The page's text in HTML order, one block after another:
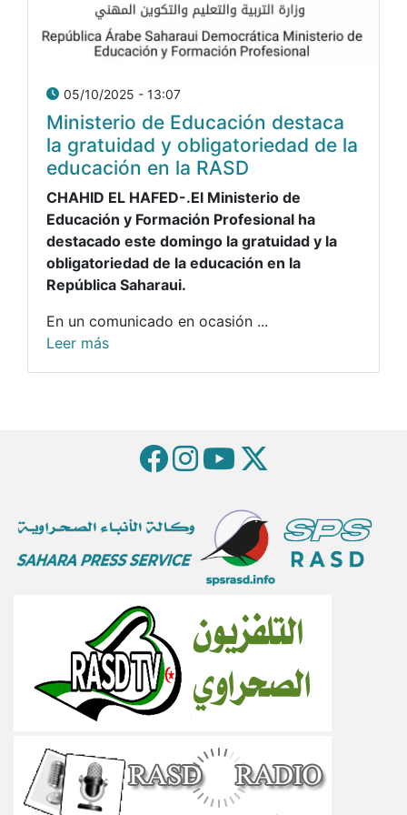
05/10/2025 - 13:07
Ministerio de Educación destaca
la gratuidad y obligatoriedad de la
educación en la RASD
CHAHID EL HAFED-.El Ministerio de
Educación y Formación Profesional ha
destacado este domingo la gratuidad y la
obligatoriedad de la educación en la
República Saharaui.
En un comunicado en ocasión ...
Leer más